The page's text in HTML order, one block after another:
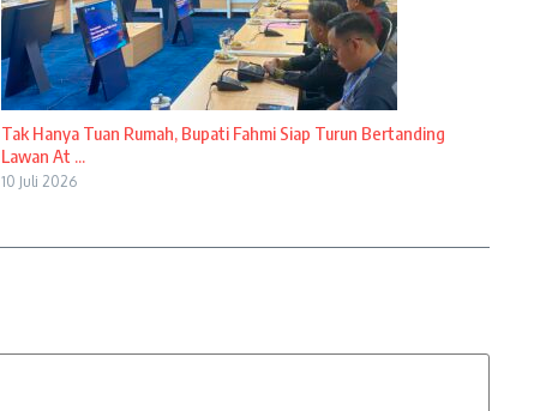
Tak Hanya Tuan Rumah, Bupati Fahmi Siap Turun Bertanding
Lawan At ...
10 Juli 2026